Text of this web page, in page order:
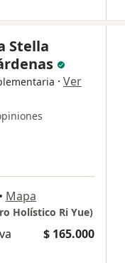
Stella
· Ver
• Mapa
Holístico Ri Yue)
$ 165.000